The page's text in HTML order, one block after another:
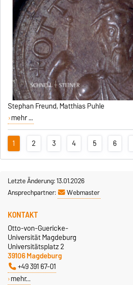
Stephan Freund, Matthias Puhle
mehr ...
1 2 3 4 5 6
Letzte Änderung: 13.01.2026
Ansprechpartner:
Webmaster
KONTAKT
Otto-von-Guericke-
Universität Magdeburg
Universitätsplatz 2
39106 Magdeburg
+49 391 67-01
mehr…